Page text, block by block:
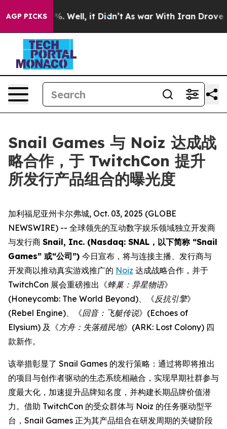
AGP PICKS
40%. Well, it Didn’t As war With Iran Drove oil
Snail Games 与 Noiz 达成战
略合作，于 TwitchCon 提升
所发行产品组合的曝光度
加利福尼亚州卡尔弗城, Oct. 03, 2025 (GLOBE
NEWSWIRE) -- 全球领先的互动数字娱乐领域独立开发商
与发行商 Snail, Inc. (Nasdaq: SNAL，以下简称 “Snail
Games” 或“公司”) 今日宣布，将与连接主播、发行商与
开发商以推动真实游戏推广的 Noiz 达成战略合作，并于
TwitchCon 展会重磅推出《蜂巢：异星物语》
(Honeycomb: The World Beyond)、《反抗引擎》
(Rebel Engine)、《回音：飞艇传说》(Echoes of
Elysium) 及《方舟：失落殖民地》(ARK: Lost Colony) 四
款新作。
该举措彰显了 Snail Games 的发行策略：通过将即将推出
的项目与创作者驱动的生态系统相融合，实现早期社群参与
度最大化，加速提升品牌知名度，并构建长期品牌价值潜
力。借助 TwitchCon 的受众群体与 Noiz 的任务驱动型平
台，Snail Games 正为其产品组合在研发周期的关键阶段